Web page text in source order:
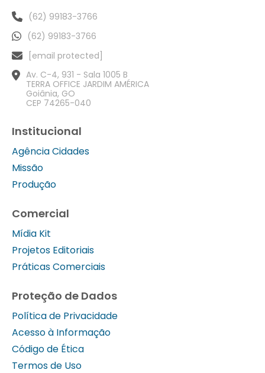
(62) 99183-3766
(62) 99183-3766
[email protected]
Av. C-4, 931 - Sala 1005 B
TERRA OFFICE JARDIM AMÉRICA
Goiânia, GO
CEP 74265-040
Institucional
Agência Cidades
Missão
Produção
Comercial
Mídia Kit
Projetos Editoriais
Práticas Comerciais
Proteção de Dados
Política de Privacidade
Acesso à Informação
Código de Ética
Termos de Uso